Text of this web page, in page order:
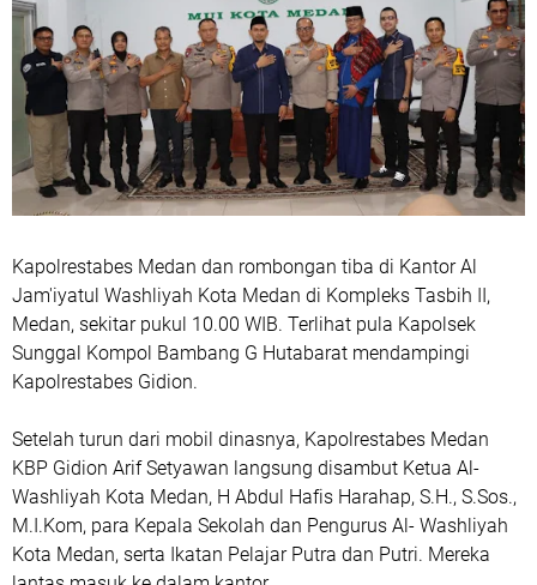
Kapolrestabes Medan dan rombongan tiba di Kantor Al
Jam'iyatul Washliyah Kota Medan di Kompleks Tasbih II,
Medan, sekitar pukul 10.00 WIB. Terlihat pula Kapolsek
Sunggal Kompol Bambang G Hutabarat mendampingi
Kapolrestabes Gidion.
Setelah turun dari mobil dinasnya, Kapolrestabes Medan
KBP Gidion Arif Setyawan langsung disambut Ketua Al-
Washliyah Kota Medan, H Abdul Hafis Harahap, S.H., S.Sos.,
M.I.Kom, para Kepala Sekolah dan Pengurus Al- Washliyah
Kota Medan, serta Ikatan Pelajar Putra dan Putri. Mereka